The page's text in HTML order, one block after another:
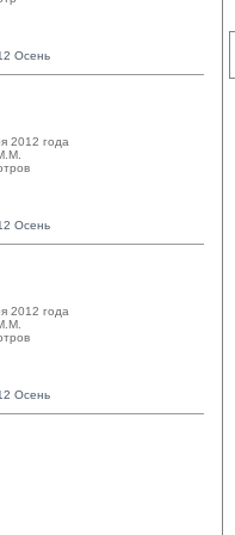
Осень
2012 года
Осень
2012 года
Осень